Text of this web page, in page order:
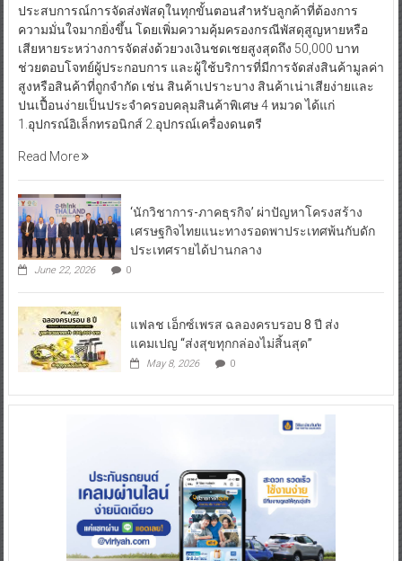
ประสบการณ์การจัดส่งพัสดุในทุกขั้นตอนสำหรับลูกค้าที่ต้องการ
ความมั่นใจมากยิ่งขึ้น โดยเพิ่มความคุ้มครองกรณีพัสดุสูญหายหรือ
เสียหายระหว่างการจัดส่งด้วยวงเงินชดเชยสูงสุดถึง 50,000 บาท
ช่วยตอบโจทย์ผู้ประกอบการ และผู้ใช้บริการที่มีการจัดส่งสินค้ามูลค่า
สูงหรือสินค้าที่ถูกจำกัด เช่น สินค้าเปราะบาง สินค้าเน่าเสียง่ายและ
ปนเปื้อนง่ายเป็นประจำครอบคลุมสินค้าพิเศษ 4 หมวด ได้แก่
1.อุปกรณ์อิเล็กทรอนิกส์ 2.อุปกรณ์เครื่องดนตรี
Read More
‘นักวิชาการ-ภาคธุรกิจ’ ผ่าปัญหาโครงสร้าง
เศรษฐกิจไทยแนะทางรอดพาประเทศพ้นกับดัก
ประเทศรายได้ปานกลาง
June 22, 2026 0
แฟลช เอ็กซ์เพรส ฉลองครบรอบ 8 ปี ส่ง
แคมเปญ “ส่งสุขทุกกล่องไม่สิ้นสุด”
May 8, 2026 0